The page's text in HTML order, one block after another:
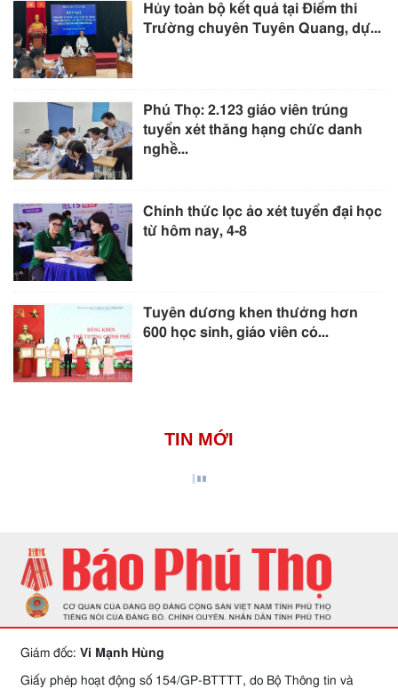
Hủy toàn bộ kết quả tại Điểm thi
Trường chuyên Tuyên Quang, dự...
Phú Thọ: 2.123 giáo viên trúng
tuyển xét thăng hạng chức danh
nghề...
Chính thức lọc ảo xét tuyển đại học
từ hôm nay, 4-8
Tuyên dương khen thưởng hơn
600 học sinh, giáo viên có...
TIN MỚI
Giám đốc: Vi Mạnh Hùng
Giấy phép hoạt động số 154/GP-BTTTT, do Bộ Thông tin và